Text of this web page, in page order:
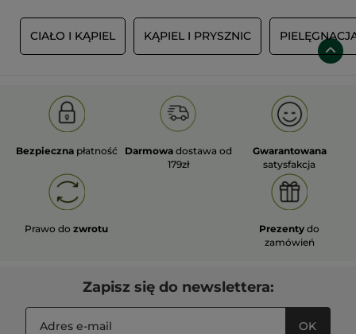
CIAŁO I KĄPIEL KĄPIEL I PRYSZNIC
Bezpieczna płatność Darmowa dostawa od
179zł
Gwarantowana
satysfakcja
Prawo dozwrotu Prezenty do
zamówień
Zapisz się do newslettera:
OK